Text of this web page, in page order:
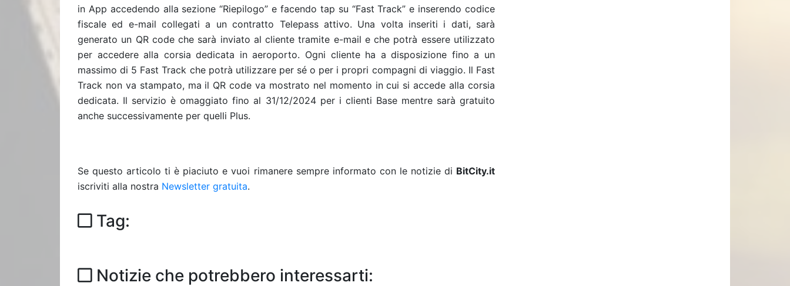
in App accedendo alla sezione “Riepilogo” e facendo tap su “Fast Track” e inserendo codice
fiscale ed e-mail collegati a un contratto Telepass attivo. Una volta inseriti i dati, sarà
generato un QR code che sarà inviato al cliente tramite e-mail e che potrà essere utilizzato
per accedere alla corsia dedicata in aeroporto. Ogni cliente ha a disposizione fino a un
massimo di 5 Fast Track che potrà utilizzare per sé o per i propri compagni di viaggio. Il Fast
Track non va stampato, ma il QR code va mostrato nel momento in cui si accede alla corsia
dedicata. Il servizio è omaggiato fino al 31/12/2024 per i clienti Base mentre sarà gratuito
anche successivamente per quelli Plus.
Se questo articolo ti è piaciuto e vuoi rimanere sempre informato con le notizie di BitCity.it
iscriviti alla nostra Newsletter gratuita.
Tag:
Notizie che potrebbero interessarti: